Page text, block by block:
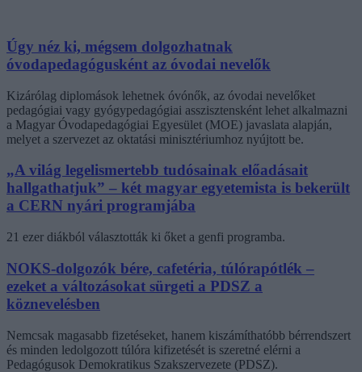
Úgy néz ki, mégsem dolgozhatnak
óvodapedagógusként az óvodai nevelők
Kizárólag diplomások lehetnek óvónők, az óvodai nevelőket
pedagógiai vagy gyógypedagógiai asszisztensként lehet alkalmazni
a Magyar Óvodapedagógiai Egyesület (MOE) javaslata alapján,
melyet a szervezet az oktatási minisztériumhoz nyújtott be.
„A világ legelismertebb tudósainak előadásait
hallgathatjuk” – két magyar egyetemista is bekerült
a CERN nyári programjába
21 ezer diákból választották ki őket a genfi programba.
NOKS-dolgozók bére, cafetéria, túlórapótlék –
ezeket a változásokat sürgeti a PDSZ a
köznevelésben
Nemcsak magasabb fizetéseket, hanem kiszámíthatóbb bérrendszert
és minden ledolgozott túlóra kifizetését is szeretné elérni a
Pedagógusok Demokratikus Szakszervezete (PDSZ).